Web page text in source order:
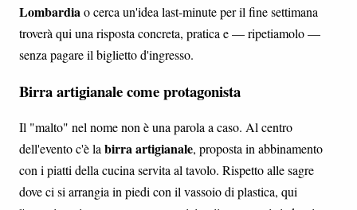
Lombardiao cerca un'idea last-minute per il fine settimana
troverà qui una risposta concreta, pratica e — ripetiamolo —
senza pagare il biglietto d'ingresso.
Birra artigianale come protagonista
Il "malto" nel nome non è una parola a caso. Al centro
dell'evento c'è labirra artigianale, proposta in abbinamento
con i piatti della cucina servita al tavolo. Rispetto alle sagre
dove ci si arrangia in piedi con il vassoio di plastica, qui